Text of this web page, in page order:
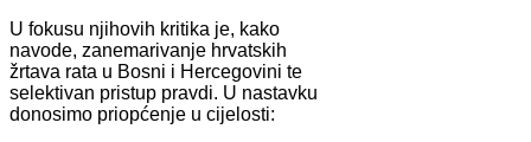
U fokusu njihovih kritika je, kako
navode, zanemarivanje hrvatskih
žrtava rata u Bosni i Hercegovini te
selektivan pristup pravdi. U nastavku
donosimo priopćenje u cijelosti: